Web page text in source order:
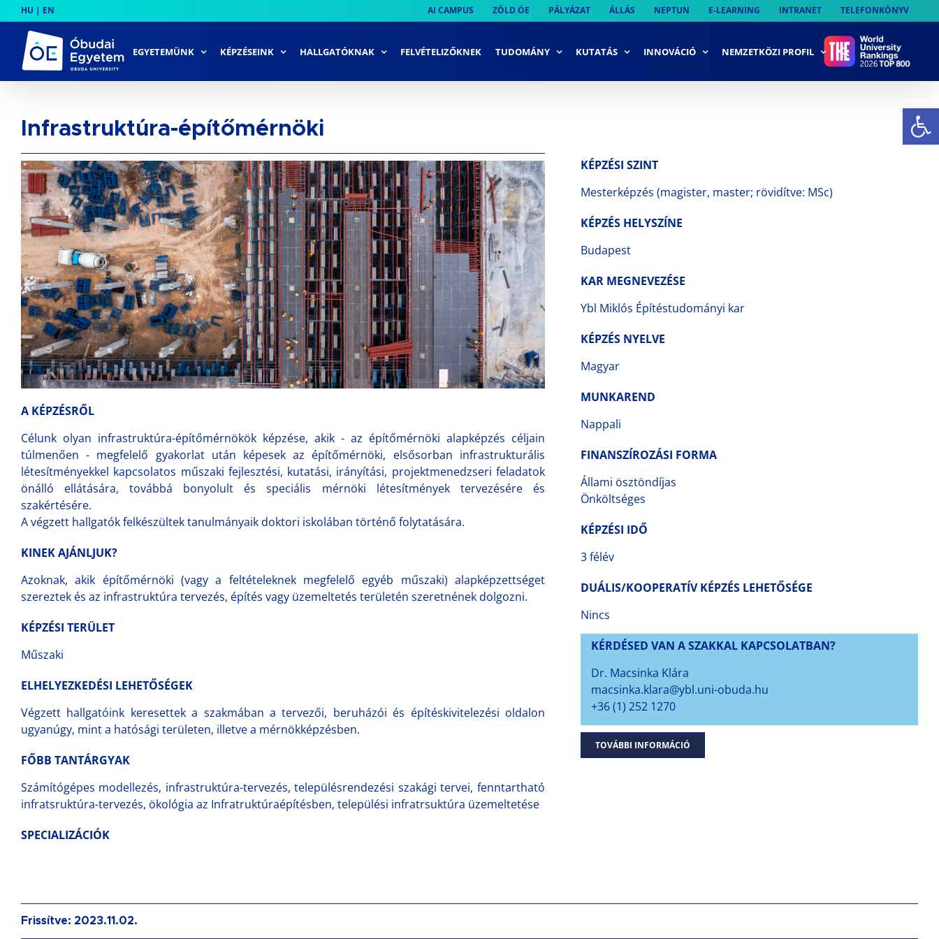
to
content
HU | EN AI CAMPUS ZÖLD ÓE PÁLYÁZAT ÁLLÁS NEPTUN E-LEARNING INTRANET TELEFONKÖNYV
EGYETEMÜNK KÉPZÉSEINK HALLGATÓKNAK FELVÉTELIZŐKNEK TUDOMÁNY KUTATÁS INNOVÁCIÓ NEMZETKÖZI PROFIL
Infrastruktúra-építőmérnöki
A KÉPZÉSRŐL
Célunk olyan infrastruktúra-építőmérnökök képzése, akik - az építőmérnöki alapképzés céljain
túlmenően - megfelelő gyakorlat után képesek az építőmérnöki, elsősorban infrastrukturális
létesítményekkel kapcsolatos műszaki fejlesztési, kutatási, irányítási, projektmenedzseri feladatok
önálló ellátására, továbbá bonyolult és speciális mérnöki létesítmények tervezésére és
szakértésére.
A végzett hallgatók felkészültek tanulmányaik doktori iskolában történő folytatására.
KINEK AJÁNLJUK?
Azoknak, akik építőmérnöki (vagy a feltételeknek megfelelő egyéb műszaki) alapképzettséget
szereztek és az infrastruktúra tervezés, építés vagy üzemeltetés területén szeretnének dolgozni.
KÉPZÉSI TERÜLET
Műszaki
ELHELYEZKEDÉSI LEHETŐSÉGEK
Végzett hallgatóink keresettek a szakmában a tervezői, beruházói és építéskivitelezési oldalon
ugyanúgy, mint a hatósági területen, illetve a mérnökképzésben.
FŐBB TANTÁRGYAK
Számítógépes modellezés, infrastruktúra-tervezés, településrendezési szakági tervei, fenntartható
infratsruktúra-tervezés, ökológia az Infratruktúraépítésben, települési infratrsuktúra üzemeltetése
SPECIALIZÁCIÓK
KÉPZÉSI SZINT
Mesterképzés (magister, master; rövidítve: MSc)
KÉPZÉS HELYSZÍNE
Budapest
KAR MEGNEVEZÉSE
Ybl Miklós Építéstudományi kar
KÉPZÉS NYELVE
Magyar
MUNKAREND
Nappali
FINANSZÍROZÁSI FORMA
Állami ösztöndíjas
Önköltséges
KÉPZÉSI IDŐ
3 félév
DUÁLIS/KOOPERATÍV KÉPZÉS LEHETŐSÉGE
Nincs
KÉRDÉSED VAN A SZAKKAL KAPCSOLATBAN?
Dr. Macsinka Klára
macsinka.klara@ybl.uni-obuda.hu
+36 (1) 252 1270
TOVÁBBI INFORMÁCIÓ
Frissítve: 2023.11.02.